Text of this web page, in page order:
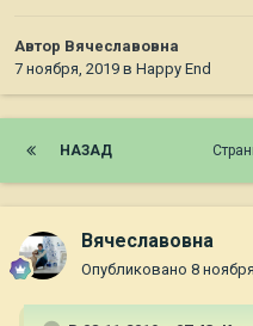
Автор Вячеславовна
7 ноября, 2019 в Happy End
НАЗАД
Вячеславовна
Опубликовано 8